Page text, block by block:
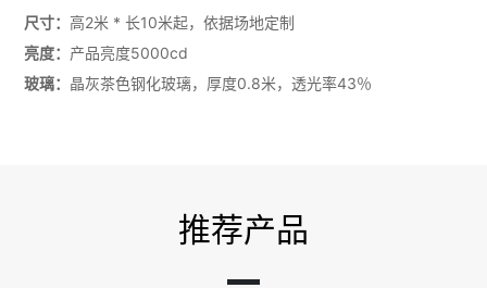
尺寸：高2米 * 长10米起，依据场地定制
亮度： 产品亮度5000cd
玻璃： 晶灰茶色钢化玻璃，厚度0.8米，透光率43％
推荐产品